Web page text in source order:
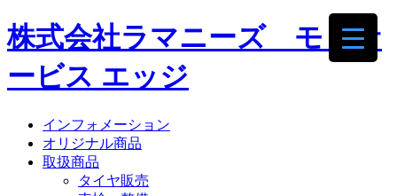
株式会社ラマニーズ モトサ
ービス エッジ
インフォメーション
オリジナル商品
取扱商品
タイヤ販売